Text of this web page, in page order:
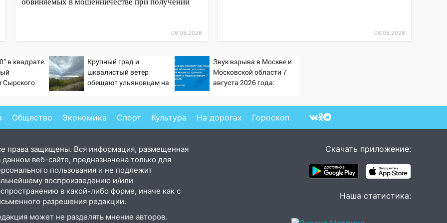
06.08.2026 06.08.2026
в квадрате.
Сырского
Крупный град и
шквалистый ветер
обещают ульяновцам на
Звук взрыва в Москве и
Московской области 7
августа 2026 года:
хлопок
Общество Экономика Спорт Культура На дорогах Гороскоп
права защищены. Вся информация, размещенная
данном веб-сайте, предназначена только для
пользования и не подлежит
воспроизведению и/или
в какой-либо форме, иначе как с
разрешения редакции.
может не разделять мнение авторов.
Скачать приложение:
Наша статистика: